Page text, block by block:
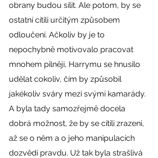
obrany budou sílit. Ale potom, by se
ostatní cítili určitým způsobem
odloučení. Ačkoliv by je to
nepochybně motivovalo pracovat
mnohem pilněji, Harrymu se hnusilo
udělat cokoliv, čím by způsobil
jakékoliv sváry mezi svými kamarády.
A byla tady samozřejmě docela
dobrá možnost, že by se cítili zrazeni,
až se o něm a o jeho manipulacích
dozvědí pravdu. Už tak byla strašlivá